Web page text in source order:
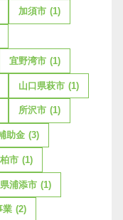
加須市 (1)
宜野湾市 (1)
山口県萩市 (1)
所沢市 (1)
助金 (3)
柏市 (1)
浦添市 (1)
業 (2)